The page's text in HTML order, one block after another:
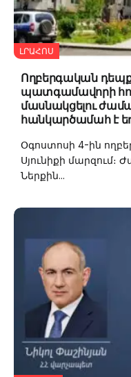
ԼՐԱՀՈՍ
Ողբերգական
պատգամավորի
մասնակցելու
հանկարծամահ է
Օգոստոսի 4-ին
Սյունիքի մարզում։
Ներքին...